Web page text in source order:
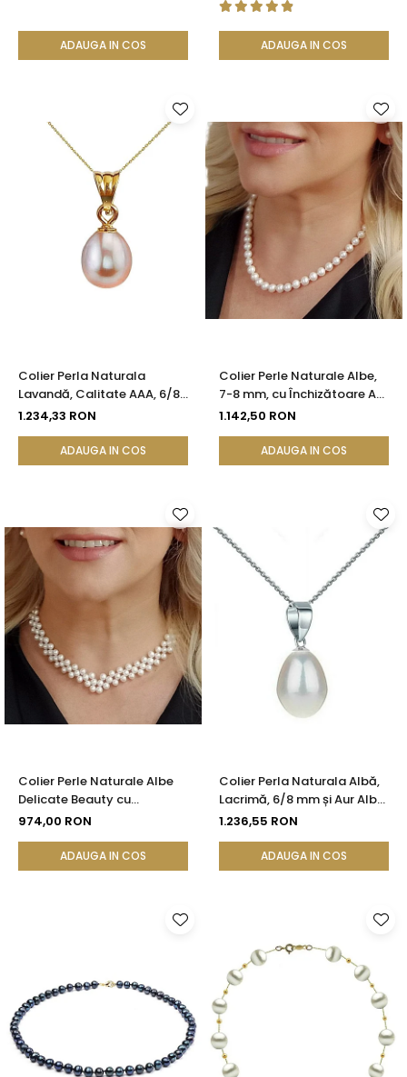
ADAUGA IN COS ADAUGA IN COS
Colier Perla Naturala
Lavandă, Calitate AAA, 6/8
mm și Aur 14K (aur 585) |
1.234,33 RON
ADAUGA IN COS
Colier Perle Naturale Albe,
7-8 mm, cu Închizătoare Aur
14K (aur 585) | KASKADDA®
1.142,50 RON
ADAUGA IN COS
Colier Perle Naturale Albe
Delicate Beauty cu
Închizătoare Argint |
974,00 RON
ADAUGA IN COS
Colier Perla Naturala Albă,
Lacrimă, 6/8 mm și Aur Alb
14K (aur 585) | KASKADDA®
1.236,55 RON
ADAUGA IN COS